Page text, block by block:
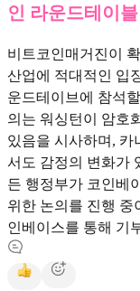
인 라운드테이
비트코인매거진이
산업에 적대적인 입
운드테이브에 참석
의는 워싱턴이 암호
있음을 시사하며, 카
서도 감정의 변화가
든 행정부가 코인베
위한 논의를 진행 중
인베이스를 통해 기